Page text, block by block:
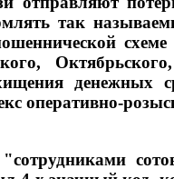
так
денежных
оперативно-